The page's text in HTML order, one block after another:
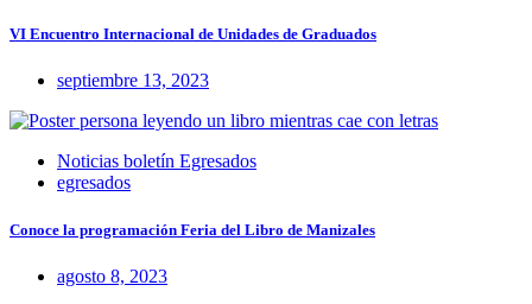
VI Encuentro Internacional de Unidades de Graduados
septiembre 13, 2023
Noticias boletín Egresados
egresados
Conoce la programación Feria del Libro de Manizales
agosto 8, 2023